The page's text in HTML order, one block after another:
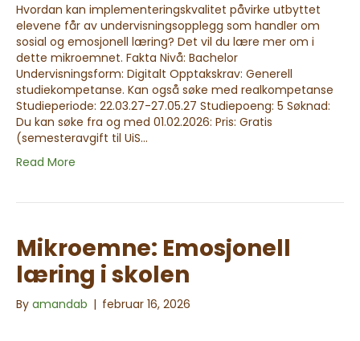
Hvordan kan implementeringskvalitet påvirke utbyttet
elevene får av undervisningsopplegg som handler om
sosial og emosjonell læring? Det vil du lære mer om i
dette mikroemnet. Fakta Nivå: Bachelor
Undervisningsform: Digitalt Opptakskrav: Generell
studiekompetanse. Kan også søke med realkompetanse
Studieperiode: 22.03.27-27.05.27 Studiepoeng: 5 Søknad:
Du kan søke fra og med 01.02.2026: Pris: Gratis
(semesteravgift til UiS…
Read More
Mikroemne: Emosjonell
læring i skolen
By amandab | februar 16, 2026